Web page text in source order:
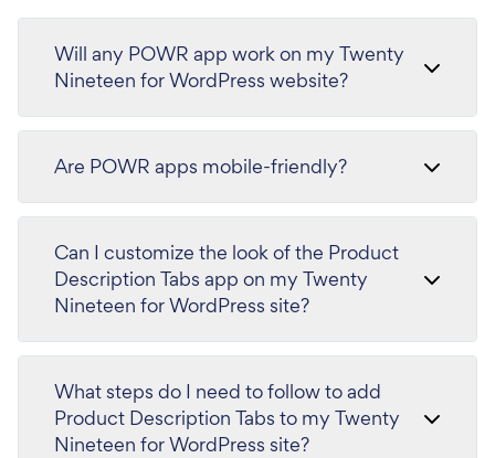
Will any POWR app work on my Twenty
Nineteen for WordPress website?
Are POWR apps mobile-friendly?
Can I customize the look of the Product
Description Tabs app on my Twenty
Nineteen for WordPress site?
What steps do I need to follow to add
Product Description Tabs to my Twenty
Nineteen for WordPress site?